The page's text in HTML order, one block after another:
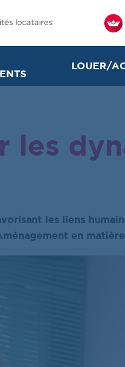
locataires
LOUER/
les
les liens
en